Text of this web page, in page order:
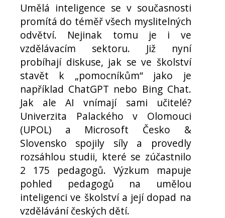
Umělá inteligence se v současnosti
promítá do téměř všech myslitelných
odvětví. Nejinak tomu je i ve
vzdělávacím sektoru. Již nyní
probíhají diskuse, jak se ve školství
stavět k „pomocníkům“ jako je
například ChatGPT nebo Bing Chat.
Jak ale AI vnímají sami učitelé?
Univerzita Palackého v Olomouci
(UPOL) a Microsoft Česko &
Slovensko spojily síly a provedly
rozsáhlou studii, které se zúčastnilo
2 175 pedagogů. Výzkum mapuje
pohled pedagogů na umělou
inteligenci ve školství a její dopad na
vzdělávání českých dětí.